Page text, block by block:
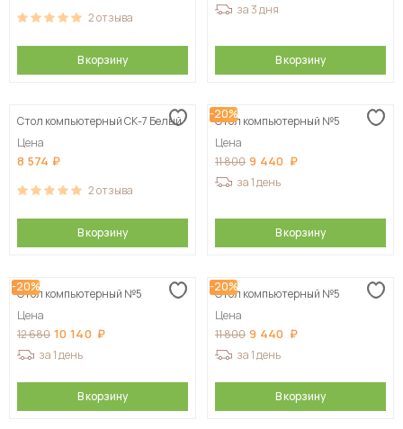
2отзыва
В корзину
за 3 дня
В корзину
Стол компьютерный СК-7 Белый
Цена
8 574
2отзыва
В корзину
-20%
Стол компьютерный №5
Цена
11 800 9 440
за 1 день
В корзину
-20%
Стол компьютерный №5
Цена
12 680 10 140
за 1 день
В корзину
-20%
Стол компьютерный №5
Цена
11 800 9 440
за 1 день
В корзину